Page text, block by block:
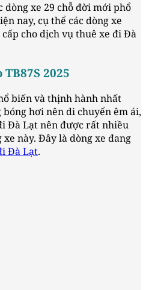
dòng xe 29 chỗ đời mới phổ
nay, cụ thể các dòng xe
cho dịch vụ thuê xe đi Đà
2025
biến và thịnh hành nhất
hơi nên di chuyển êm ái,
Đà Lạt nên được rất nhiều
này. Đây là dòng xe đang
Đà Lạt.